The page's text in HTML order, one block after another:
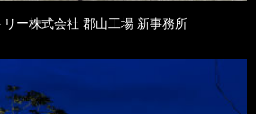
ー株式会社 郡山工場 新事務所